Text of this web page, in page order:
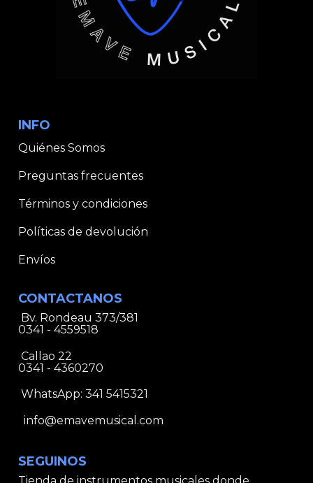
INFO
Quiénes Somos
Preguntas frecuentes
Términos y condiciones
Políticas de devolución
Envíos
CONTACTANOS
Bv. Rondeau 373/381
0341 - 4559518
Callao 22
0341 - 4360270
WhatsApp: 341 5415321
info@emavemusical.com
SEGUINOS
Tienda de instrumentos musicales donde